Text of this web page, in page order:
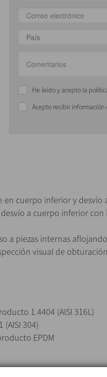
País
He leído y acepto la
Acepto recibir información
en cuerpo inferior y desvío
a cuerpo inferior
a piezas internas
visual de
1.4404 (AISI 316L)
(AISI 304)
EPDM